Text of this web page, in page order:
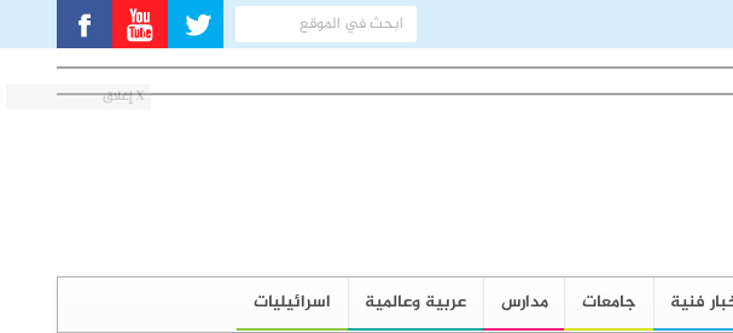
X إغلاق
فنية جامعات مدارس عربية وعالمية
اسرائيليات